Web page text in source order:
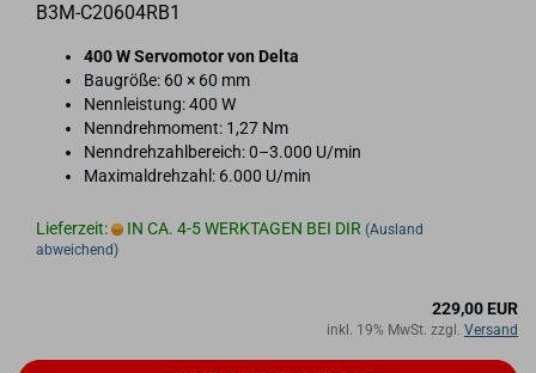
B3M-​C20604RB1
400 W Ser­vo­mo­tor von Delta
Bau­grö­ße: 60 × 60 mm
Nenn­leis­tung: 400 W
Nenn­dreh­mo­ment: 1,27 Nm
Nenn­dreh­zahl­be­reich: 0–3.000 U/min
Ma­xi­mal­dreh­zahl: 6.000 U/min
Lieferzeit: IN CA. 4-5 WERKTAGEN BEI DIR (Ausland
abweichend)
229,00 EUR
inkl. 19% MwSt. zzgl. Versand